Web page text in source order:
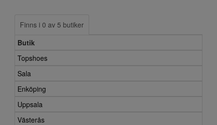
Finns i 0 av 5 butiker
Butik
Topshoes
Sala
Enköping
Uppsala
Västerås